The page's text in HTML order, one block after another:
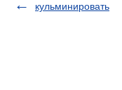
кульминировать